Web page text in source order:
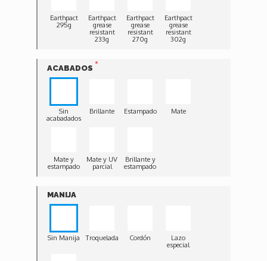
Earthpact
295g
Earthpact
grease
resistant
233g
Earthpact
grease
resistant
270g
Earthpact
grease
resistant
302g
ACABADOS
Sin
acabadados
Brillante Estampado Mate
Mate y
estampado
Mate y UV
parcial
Brillante y
estampado
MANIJA
Sin Manija Troquelada Cordón
Lazo
especial